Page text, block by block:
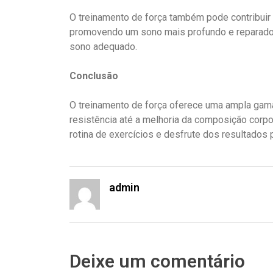
O treinamento de força também pode
promovendo um sono mais profundo e
sono adequado.
Conclusão
O treinamento de força oferece uma ampla
resistência até a melhoria da composição
rotina de exercícios e desfrute dos resultados
admin
Deixe um comentário